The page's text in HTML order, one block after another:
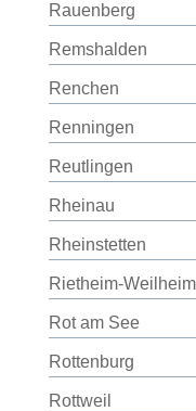
Rauenberg
Remshalden
Renchen
Renningen
Reutlingen
Rheinau
Rheinstetten
Rietheim-Weilheim
Rot am See
Rottenburg
Rottweil